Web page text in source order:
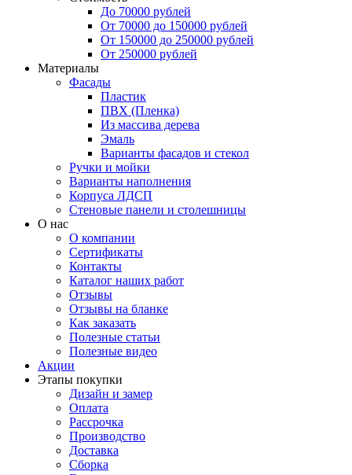
До 70000 рублей
От 70000 до 150000 рублей
От 150000 до 250000 рублей
От 250000 рублей
Материалы
Фасады
Пластик
ПВХ (Пленка)
Из массива дерева
Эмаль
Варианты фасадов и стекол
Ручки и мойки
Варианты наполнения
Корпуса ЛДСП
Стеновые панели и столешницы
О нас
О компании
Сертификаты
Контакты
Каталог наших работ
Отзывы
Отзывы на бланке
Как заказать
Полезные статьи
Полезные видео
Акции
Этапы покупки
Дизайн и замер
Оплата
Рассрочка
Производство
Доставка
Сборка